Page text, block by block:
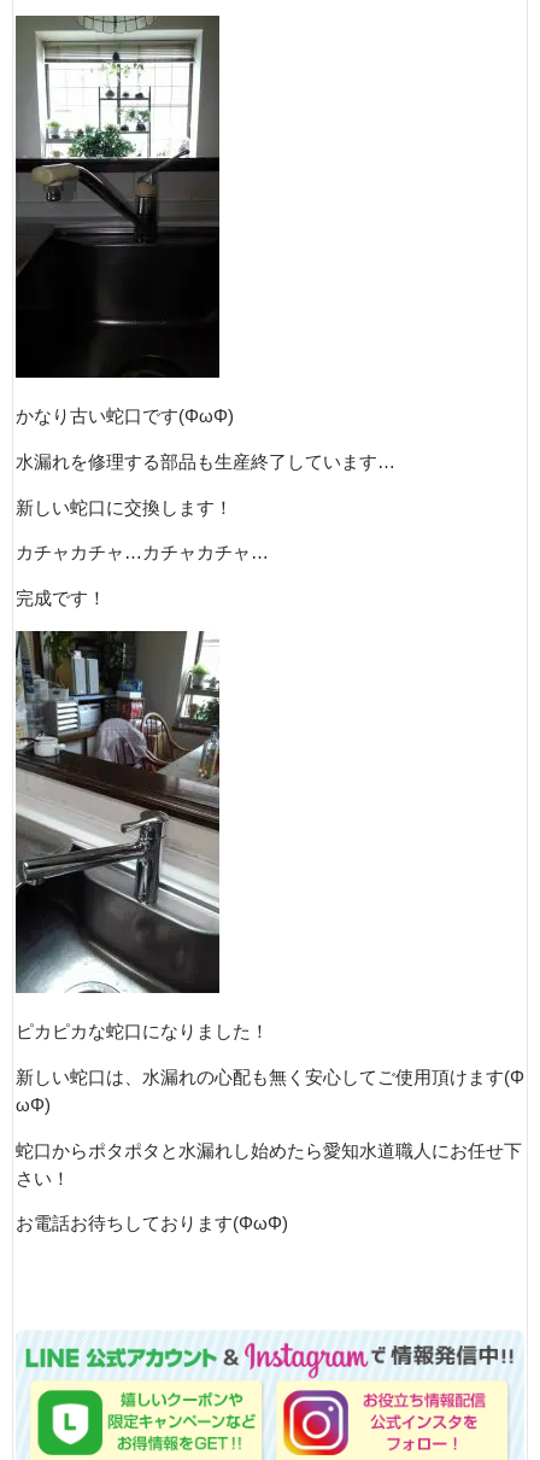
かなり古い蛇口です(ΦωΦ)
水漏れを修理する部品も生産終了しています…
新しい蛇口に交換します！
カチャカチャ…カチャカチャ…
完成です！
ピカピカな蛇口になりました！
新しい蛇口は、水漏れの心配も無く安心してご使用頂けます(Φ
ωΦ)
蛇口からポタポタと水漏れし始めたら愛知水道職人にお任せ下
さい！
お電話お待ちしております(ΦωΦ)